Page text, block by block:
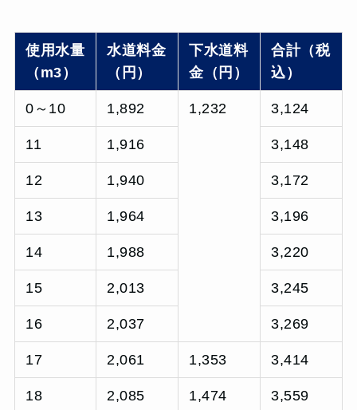
使用水量
（m3）
水道料金
（円）
下水道料
金（円）
合計（税
込）
0～10 1,892 1,232 3,124
11 1,916 3,148
12 1,940 3,172
13 1,964 3,196
14 1,988 3,220
15 2,013 3,245
16 2,037 3,269
17 2,061 1,353 3,414
18 2,085 1,474 3,559